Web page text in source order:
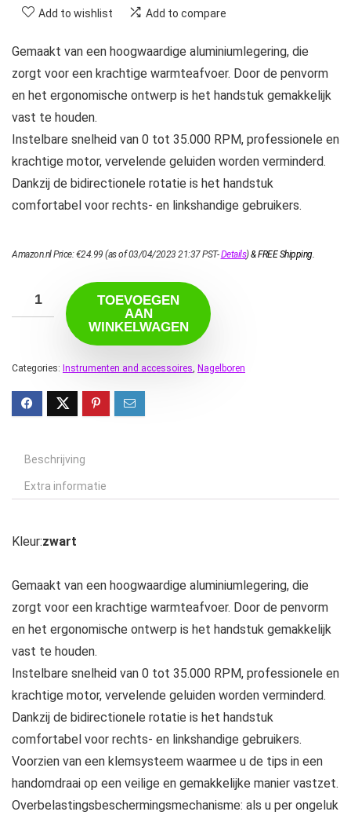
Add to wishlist Add to compare
Gemaakt van een hoogwaardige aluminiumlegering, die
zorgt voor een krachtige warmteafvoer. Door de penvorm
en het ergonomische ontwerp is het handstuk gemakkelijk
vast te houden.
Instelbare snelheid van 0 tot 35.000 RPM, professionele en
krachtige motor, vervelende geluiden worden verminderd.
Dankzij de bidirectionele rotatie is het handstuk
comfortabel voor rechts- en linkshandige gebruikers.
Amazon.nl Price:€24.99 (as of 03/04/2023 21:37 PST-Details)&FREE Shipping.
TOEVOEGEN
AAN
WINKELWAGEN
Categories: Instrumenten and accessoires, Nagelboren
Beschrijving
Extra informatie
Kleur:zwart
Gemaakt van een hoogwaardige aluminiumlegering, die
zorgt voor een krachtige warmteafvoer. Door de penvorm
en het ergonomische ontwerp is het handstuk gemakkelijk
vast te houden.
Instelbare snelheid van 0 tot 35.000 RPM, professionele en
krachtige motor, vervelende geluiden worden verminderd.
Dankzij de bidirectionele rotatie is het handstuk
comfortabel voor rechts- en linkshandige gebruikers.
Voorzien van een klemsysteem waarmee u de tips in een
handomdraai op een veilige en gemakkelijke manier vastzet.
Overbelastingsbeschermingsmechanisme: als u per ongeluk